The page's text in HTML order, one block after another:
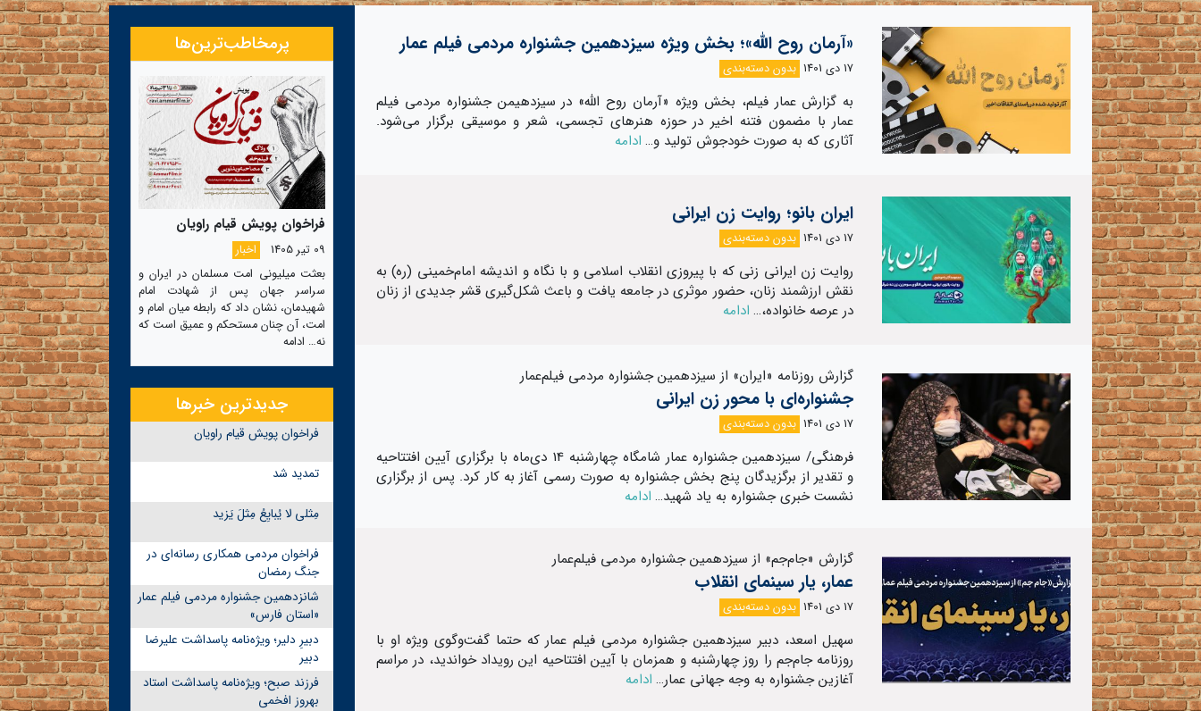
«آرمان روح الله»؛ بخش ویژه سیزدهمین جشنواره مردمی فیلم عمار
17 دی 1401 بدون دسته‌بندی
به گزارش عمار فیلم، بخش ویژه «آرمان روح الله» در سیزدهیمن جشنواره مردمی فیلم
عمار با مضمون فتنه اخیر در حوزه هنرهای تجسمی، شعر و موسیقی برگزار می‌شود.
آثاری که به صورت خودجوش تولید و… ادامه
ایران بانو؛ روایت زن ایرانی
17 دی 1401 بدون دسته‌بندی
روایت زن ایرانی زنی که با پیروزی انقلاب اسلامی و با نگاه و اندیشه امام‌‌خمینی (ره) به
نقش ارزشمند زنان، حضور موثری در جامعه یافت و باعث شکل‌گیری قشر جدیدی از زنان
در عرصه خانواده،… ادامه
گزارش روزنامه «ایران» از سیزدهمین جشنواره مردمی فیلم‌عمار
جشنواره‌ای با محور زن ایرانی
17 دی 1401 بدون دسته‌بندی
فرهنگی/ سیزدهمین جشنواره عمار شامگاه چهارشنبه 14 دی‌ماه با برگزاری آیین افتتاحیه
و تقدیر از برگزیدگان پنج بخش جشنواره به صورت رسمی آغاز به کار کرد. پس از برگزاری
نشست خبری جشنواره به یاد شهید… ادامه
گزارش «جام‌جم‌» از سیزدهمین جشنواره مردمی فیلم‌عمار
عمار، یار سینمای انقلاب
17 دی 1401 بدون دسته‌بندی
سهیل اسعد، دبیر سیزدهمین جشنواره مردمی فیلم عمار که حتما گفت‌و‌گوی ویژه او با
روزنامه جام‌جم را روز چهارشنبه و همزمان با آیین افتتاحیه این رویداد خواندید، در مراسم
آغازین جشنواره به وجه جهانی عمار… ادامه
پرمخاطب‌ترین‌ها
فراخوان پویش قیام راویان
09 تیر 1405
اخبار
بعثت میلیونی امت مسلمان در ایران و
سراسر جهان پس از شهادت امام
شهیدمان، نشان داد که رابطه میان امام و
امت، آن چنان مستحکم و عمیق است که
نه… ادامه
جدیدترین خبرها
فراخوان پویش قیام راویان
تمدید شد
مِثلی لا یُبایِعُ مِثلَ یَزید
فراخوان مردمی همکاری رسانه‌ای در
جنگ رمضان
شانزدهمین جشنواره مردمی فیلم عمار
«استان فارس»
دبیرِ دلیر؛ ویژه‌نامه پاسداشت علیرضا
دبیر
فرزند صبح؛ ویژه‌نامه پاسداشت استاد
بهروز افخمی